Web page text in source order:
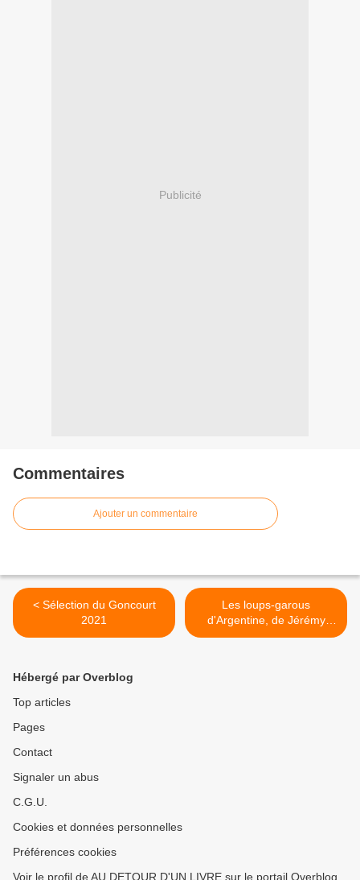
Publicité
Commentaires
Ajouter un commentaire
< Sélection du Goncourt
2021
Les loups-garous
d'Argentine, de Jérémy
Wuck >
Hébergé par Overblog
Top articles
Pages
Contact
Signaler un abus
C.G.U.
Cookies et données personnelles
Préférences cookies
Voir le profil de AU DETOUR D'UN LIVRE sur le portail Overblog